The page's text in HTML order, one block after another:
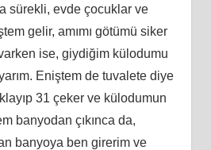
sürekli, evde çocuklar ve
gelir, amımı götümü siker
ise, giydiğim külodumu
Eniştem de tuvalete diye
31 çeker ve külodumun
banyodan çıkınca da,
banyoya ben girerim ve